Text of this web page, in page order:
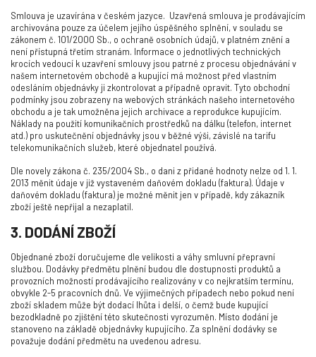
Smlouva je uzavírána v českém jazyce. Uzavřená smlouva je prodávajícím
archivována pouze za účelem jejího úspěšného splnění, v souladu se
zákonem č. 101/2000 Sb., o ochraně osobních údajů, v platném znění a
není přístupná třetím stranám. Informace o jednotlivých technických
krocích vedoucí k uzavření smlouvy jsou patrné z procesu objednávání v
našem internetovém obchodě a kupující má možnost před vlastním
odesláním objednávky ji zkontrolovat a případně opravit. Tyto obchodní
podmínky jsou zobrazeny na webových stránkách našeho internetového
obchodu a je tak umožněna jejich archivace a reprodukce kupujícím.
Náklady na použití komunikačních prostředků na dálku (telefon, internet
atd.) pro uskutečnění objednávky jsou v běžné výši, závislé na tarifu
telekomunikačních služeb, které objednatel používá.
Dle novely zákona č. 235/2004 Sb., o dani z přidané hodnoty nelze od 1. 1.
2013 měnit údaje v již vystaveném daňovém dokladu (faktura). Údaje v
daňovém dokladu (faktura) je možné měnit jen v případě, kdy zákazník
zboží ještě nepřijal a nezaplatil.
3. DODÁNÍ ZBOŽÍ
Objednané zboží doručujeme dle velikosti a váhy smluvní přepravní
službou. Dodávky předmětu plnění budou dle dostupnosti produktů a
provozních možností prodávajícího realizovány v co nejkratším termínu,
obvykle 2-5 pracovních dnů. Ve výjimečných případech nebo pokud není
zboží skladem může být dodací lhůta i delší, o čemž bude kupující
bezodkladně po zjištění této skutečnosti vyrozuměn. Místo dodání je
stanoveno na základě objednávky kupujícího. Za splnění dodávky se
považuje dodání předmětu na uvedenou adresu.